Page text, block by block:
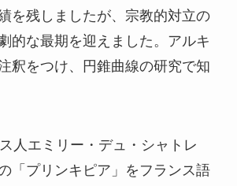
を残しましたが、宗教的対立の
的な最期を迎えました。アルキ
釈をつけ、円錐曲線の研究で知
人エミリー・デュ・シャトレ
「プリンキピア」をフランス語